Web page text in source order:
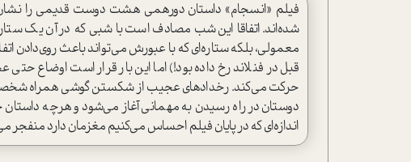
فیلم «انسجام» داستان دورهمی هشت دوست قدیمی را
شده‌اند. اتفاقا این شب مصادف است با شبی که در آن یک
معمولی، بلکه ستاره‌ای که با عبورش می‌تواند باعث
قبل در فنلاند رخ داده بود!) اما این بار قرار است اوضاع
حرکت می‌کند. رخدادهای عجیب از شکستن گوشی همراه
دوستان در راه رسیدن به مهمانی آغاز می‌شود و هرچه داستان
اندازه‌ای که در پایان فیلم احساس می‌کنیم مغزمان دارد منفجر